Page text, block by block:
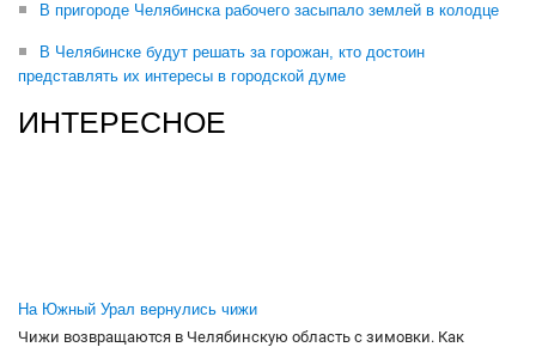
В пригороде Челябинска рабочего засыпало землей в колодце
В Челябинске будут решать за горожан, кто достоин
представлять их интересы в городской думе
ИНТЕРЕСНОЕ
На Южный Урал вернулись чижи
Чижи возвращаются в Челябинскую область с зимовки. Как